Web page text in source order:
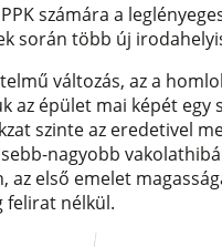
számára a
során több új
változás, az a
épület mai képét egy
szinte az eredetivel
nagyobb
az első emelet
felirat nélkül.